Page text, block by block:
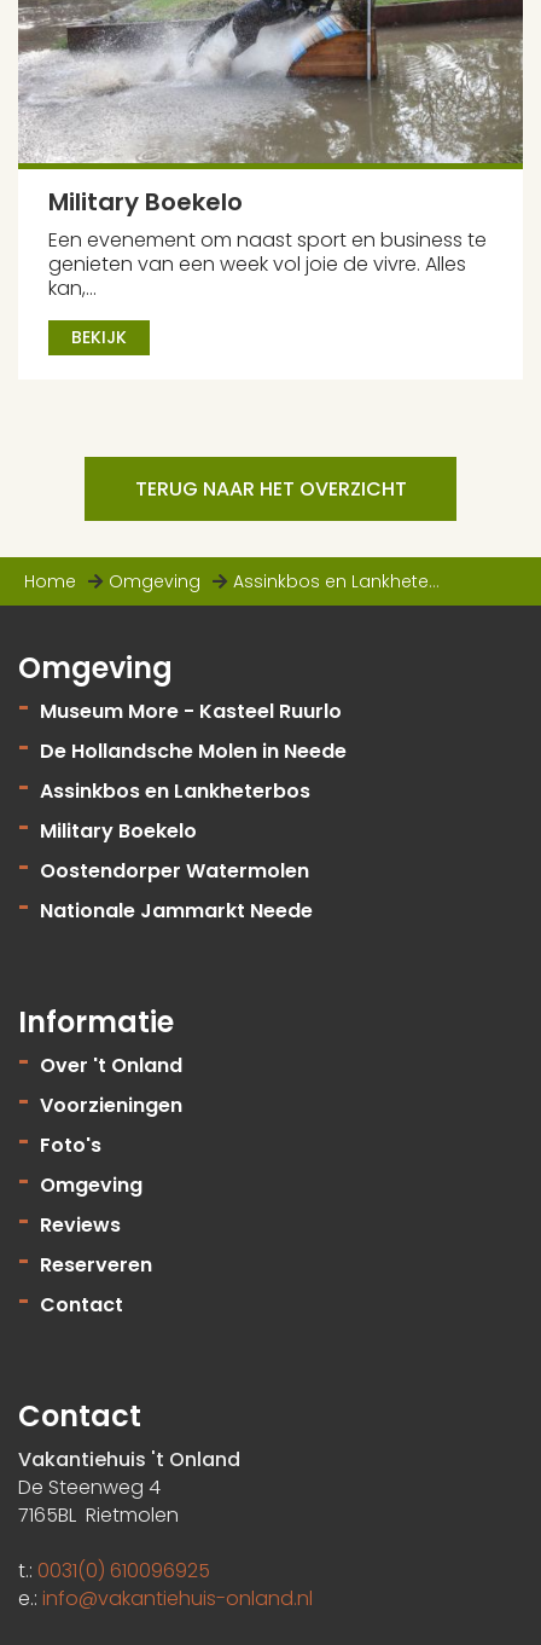
Military Boekelo
Een evenement om naast sport en business te
genieten van een week vol joie de vivre. Alles
kan,...
BEKIJK
TERUG NAAR HET OVERZICHT
Home Omgeving Assinkbos en Lankheterbos
Omgeving
Museum More - Kasteel Ruurlo
De Hollandsche Molen in Neede
Assinkbos en Lankheterbos
Military Boekelo
Oostendorper Watermolen
Nationale Jammarkt Neede
Informatie
Over 't Onland
Voorzieningen
Foto's
Omgeving
Reviews
Reserveren
Contact
Contact
Vakantiehuis 't Onland
De Steenweg 4
7165BL Rietmolen
t.: 0031(0) 610096925
e.: info@vakantiehuis-onland.nl